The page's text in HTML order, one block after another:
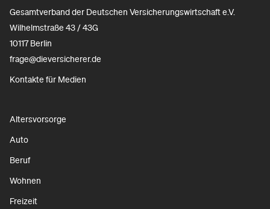
Gesamtverband der Deutschen Versicherungswirtschaft e.V.
Wilhelmstraße 43 / 43G
10117 Berlin
frage@dieversicherer.de
Kontakte für Medien
Altersvorsorge
Auto
Beruf
Wohnen
Freizeit